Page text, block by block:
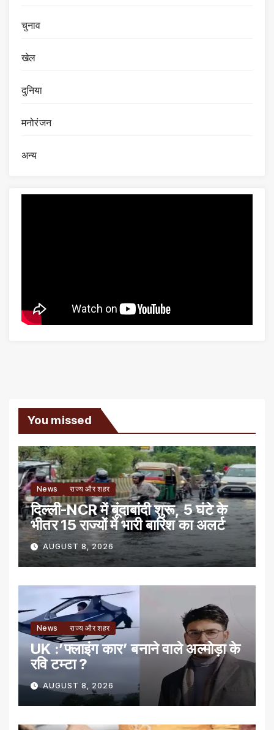
चुनाव
खेल
दुनिया
मनोरंजन
अन्य
You missed
News राज्य और शहर
दिल्ली-NCR में बूंदाबांदी शुरू, 5 घंटे के
भीतर 15 राज्यों में भारी बारिश का अलर्ट
AUGUST 8, 2026
News राज्य और शहर
UK :’फ्लाइंग कार’ बनाने वाले अल्मोड़ा के
रवि टम्टा ?
AUGUST 8, 2026